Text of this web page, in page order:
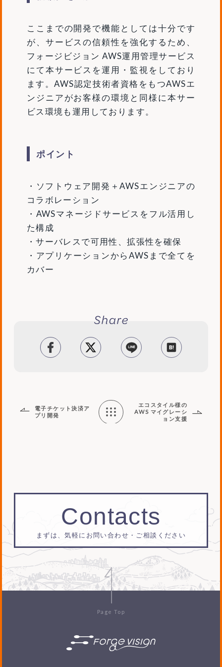
ここまでの開発で機能としては十分です
が、サービスの信頼性を強化するため、
フォージビジョン AWS運用管理サービス
にて本サービスを運用・監視をしており
ます。AWS認定技術者資格をもつAWSエ
ンジニアがお客様の環境と同様に本サー
ビス環境も運用しております。
ポイント
・ソフトウェア開発＋AWSエンジニアの
コラボレーション
・AWSマネージドサービスをフル活用し
た構成
・サーバレスで可用性、拡張性を確保
・アプリケーションからAWSまで全てを
カバー
facebooktweet LINE はてブ
電子チケット決済ア
プリ開発
エコスタイル様の
AWS マイグレーシ
ョン支援
Contacts
まずは、気軽にお問い合わせ・ご相談ください
Page Top